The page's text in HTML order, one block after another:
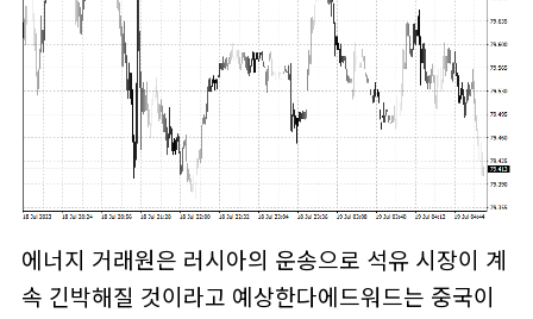
에너지 거래원은 러시아의 운송으로 석유 시장이 계
속 긴박해질 것이라고 예상한다에드워드는 중국이